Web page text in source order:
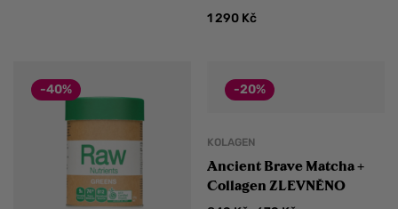
1 290 Kč
-40% -20%
KOLAGEN
Ancient Brave Matcha +
Collagen ZLEVNĚNO